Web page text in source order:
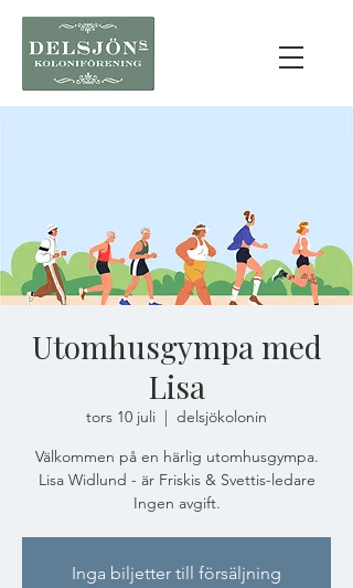
Utomhusgympa med
Lisa
tors 10 juli
  |
delsjökolonin
Välkommen på en härlig utomhusgympa.
Lisa Widlund - är Friskis & Svettis-ledare
Ingen avgift.
Inga biljetter till försäljning